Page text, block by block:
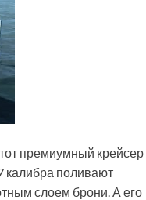
премиумный крейсер
калибра поливают
слоем брони. А его